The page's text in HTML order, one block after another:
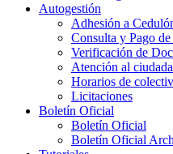
Autogestión
Adhesión a
Consulta y Pago
Verificación de
Atención al
Horarios de
Licitaciones
Boletín Oficial
Boletín Oficial
Boletín Oficial